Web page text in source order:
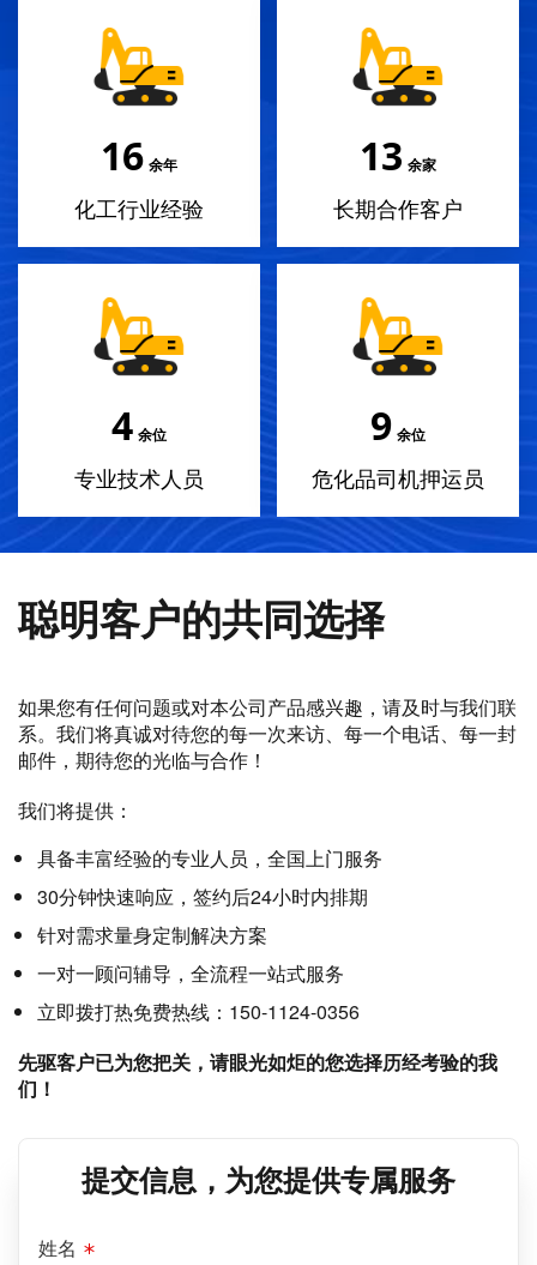
18 余年
化工行业经验
14 余家
长期合作客户
4 余位
专业技术人员
10 余位
危化品司机押运员
聪明客户的共同选择
如果您有任何问题或对本公司产品感兴趣，请及时与我们联
系。我们将真诚对待您的每一次来访、每一个电话、每一封
邮件，期待您的光临与合作！
我们将提供：
具备丰富经验的专业人员，全国上门服务
30分钟快速响应，签约后24小时内排期
针对需求量身定制解决方案
一对一顾问辅导，全流程一站式服务
立即拨打热免费热线：150-1124-0356
先驱客户已为您把关，请眼光如炬的您选择历经考验的我
们！
提交信息，为您提供专属服务
姓名